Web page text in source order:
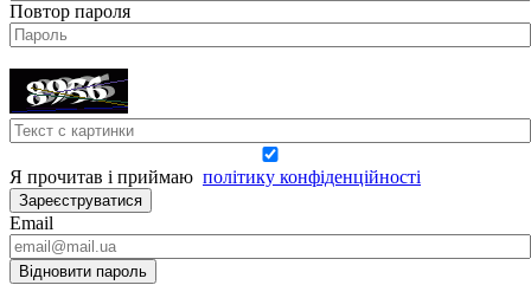
Повтор пароля
Я прочитав і приймаю політику конфіденційності
Зареєструватися
Email
Відновити пароль